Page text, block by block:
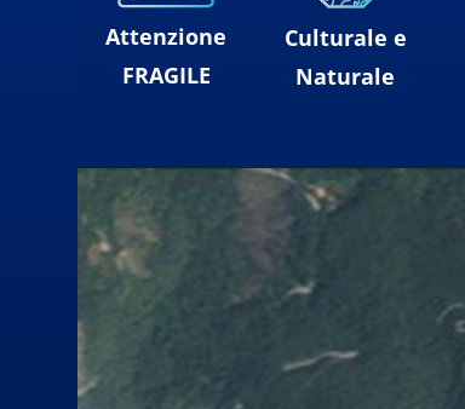
Attenzione
FRAGILE
Culturale e
Naturale